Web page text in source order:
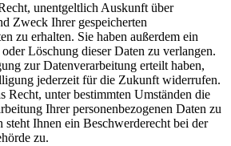
unentgeltlich Auskunft über
Zweck Ihrer gespeicherten
zu erhalten. Sie haben außerdem ein
Löschung dieser Daten zu verlangen.
zur Datenverarbeitung erteilt haben,
jederzeit für die Zukunft widerrufen.
Recht, unter bestimmten Umständen die
Ihrer personenbezogenen Daten zu
steht Ihnen ein Beschwerderecht bei der
zu.